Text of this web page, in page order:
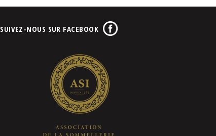
SUIVEZ-NOUS SUR FACEBOOK